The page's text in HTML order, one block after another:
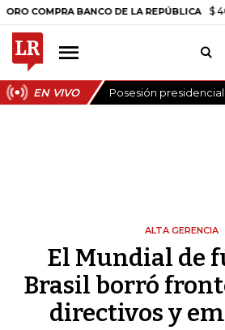
BANCO DE LA REPÚBLICA $
EN VIVO Posesión
ALTA GERENCIA
El Mundial de
Brasil borró
directivos y